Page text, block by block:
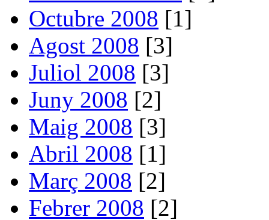
Octubre 2008 [1]
Agost 2008 [3]
Juliol 2008 [3]
Juny 2008 [2]
Maig 2008 [3]
Abril 2008 [1]
Març 2008 [2]
Febrer 2008 [2]